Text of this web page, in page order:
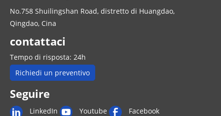
No.758 Shuilingshan Road, distretto di Huangdao,
Qingdao, Cina
contattaci
Tempo di risposta: 24h
Richiedi un preventivo
Seguire
LinkedIn Youtube Facebook